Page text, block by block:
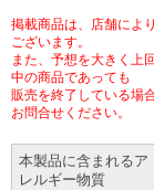
ニンテンドー・ダ
スキャン
ファクス
チケット
セブン銀行ATM
ご利用可能なお支
各種料金のお支払い
チケットぴあ
イープラス
CNプレイガイド
タワーレコード
セブンネットショ
停電時のサービス
貸借対照表・損益
沿革
国内店舗数
サステナビリティ
GREEN
4VISIONS
店舗検索
お問い合わせ
Language
English
掲載商品は、店舗によ
ございます。
また、予想を大きく上
中の商品であっても
販売を終了している場
お問合せください。
本製品に含まれるア
レルギー物質